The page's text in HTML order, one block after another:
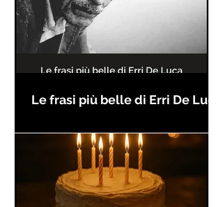
Le frasi più belle di Erri De Luca